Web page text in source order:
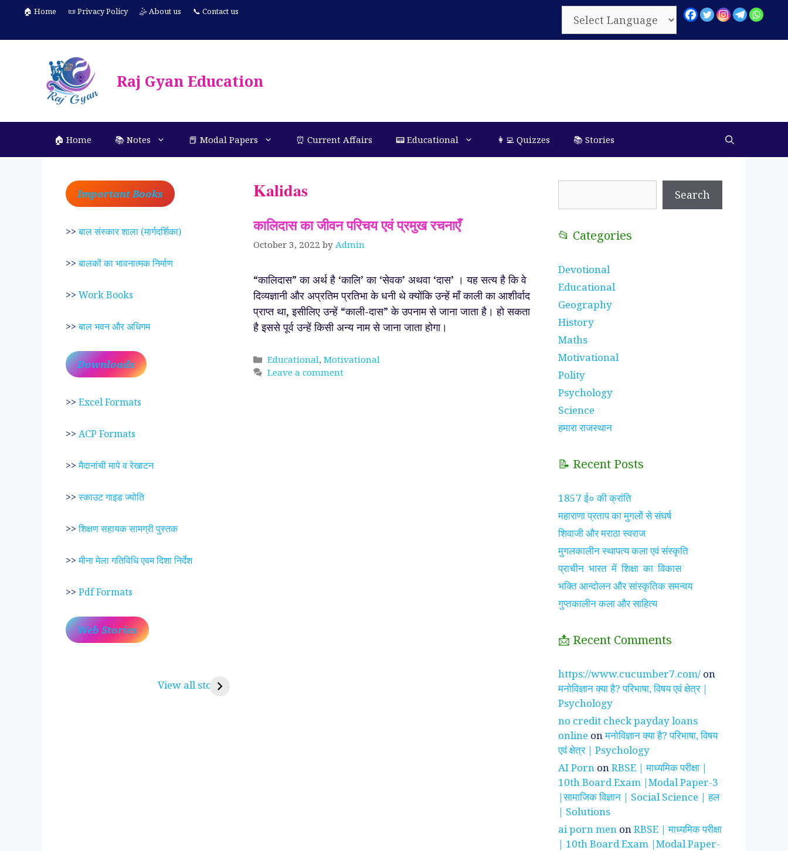
content
🏠 Home 📜 Privacy Policy 🤹 About us 📞 Contact us
Raj Gyan Education
🏠 Home 📚 Notes 📕 Modal Papers ⏰ Current Affairs 📟 Educational 👩‍💻 Quizzes 📚 Stories
Kalidas
कालिदास का जीवन परिचय एवं प्रमुख रचनाएँ
October 3, 2022 by Admin
“कालिदास” का अर्थ है ‘कालि’ का ‘सेवक’ अथवा ‘दास’ । यह सत्य है कि वे
दिव्यज्ञानी और अप्रतिम प्रतिभा के धनी थे क्योंकि उन्हें माँ काली का आशीर्वाद
प्राप्त था, इसीलिए उन्हें “काली-दास” के उपनाम से जाना जाता है। हो सकता
है इससे पूर्व उन्हें किसी अन्य नाम से जाना जाता होगा।
Categories
Educational,Motivational
Leave a comment
Important Books
>>बाल संस्कार शाला (मार्गदर्शिका)
>>बालकों का भावनात्मक निर्माण
>> Work Books
>>बाल भवन और अधिगम
Downloads
>> Excel Formats
>> ACP Formats
>>मैदानांची मापे व रेखाटन
>>स्काउट गाइड ज्योति
>>शिक्षण सहायक सामग्री पुस्तक
>>मीना मेला गतिविधि एवम दिशा निर्देश
>> Pdf Formats
Web Stories
View all stories
करुणा व प्रेम का प्रतीक
रामसा पीर, रुणेचा रा धणी,
झाँसी की रानी के रहस्मयी
सुनीता विलियम्स ~
भारतीय मूल की अन्तरिक्ष
यात्री
Search
📂 Categories
Devotional
Educational
Geography
History
Maths
Motivational
Polity
Psychology
Science
हमारा राजस्थान
📝 Recent Posts
1857 ई० की क्रांति
महाराणा प्रताप का मुगलों से संघर्ष
शिवाजी और मराठा स्वराज
मुगलकालीन स्थापत्य कला एवं संस्कृति
प्राचीन भारत में शिक्षा का विकास
भक्ति आन्दोलन और सांस्कृतिक समन्वय
गुप्तकालीन कला और साहित्य
📩 Recent Comments
https://www.cucumber7.com/ on
मनोविज्ञान क्या है? परिभाषा, विषय एवं क्षेत्र |
Psychology
no credit check payday loans
online onमनोविज्ञान क्या है? परिभाषा, विषय
एवं क्षेत्र | Psychology
AI Porn onRBSE | माध्यमिक परीक्षा |
10th Board Exam |Modal Paper-3
|सामाजिक विज्ञान | Social Science | हल
| Solutions
ai porn men onRBSE | माध्यमिक परीक्षा
| 10th Board Exam |Modal Paper-